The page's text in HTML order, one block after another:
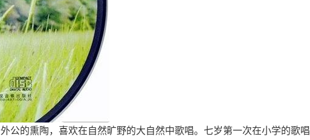
公的熏陶，喜欢在自然旷野的大自然中歌唱。七岁第一次在小学的歌唱